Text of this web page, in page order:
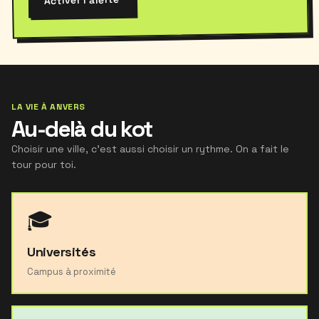
LA VIE À ANVERS
Au-delà du kot
Choisir une ville, c'est aussi choisir un rythme. On a fait le
tour pour toi.
🎓
Universités
Campus à proximité